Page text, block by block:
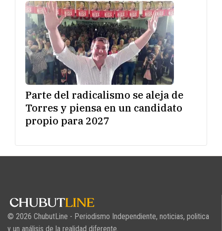
Parte del radicalismo se aleja de
Torres y piensa en un candidato
propio para 2027
© 2026 ChubutLine - Periodismo Independiente, noticias, politica
y un análisis de la realidad diferente.